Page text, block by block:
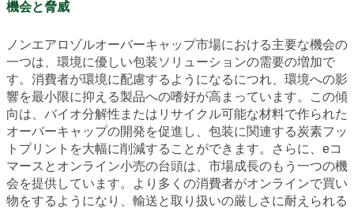
機会と脅威
ノンエアロゾルオーバーキャップ市場における主要な機会の
一つは、環境に優しい包装ソリューションの需要の増加で
す。消費者が環境に配慮するようになるにつれ、環境への影
響を最小限に抑える製品への嗜好が高まっています。この傾
向は、バイオ分解性またはリサイクル可能な材料で作られた
オーバーキャップの開発を促進し、包装に関連する炭素フッ
トプリントを大幅に削減することができます。さらに、eコ
マースとオンライン小売の台頭は、市場成長のもう一つの機
会を提供しています。より多くの消費者がオンラインで買い
物をするようになり、輸送と取り扱いの厳しさに耐えられる